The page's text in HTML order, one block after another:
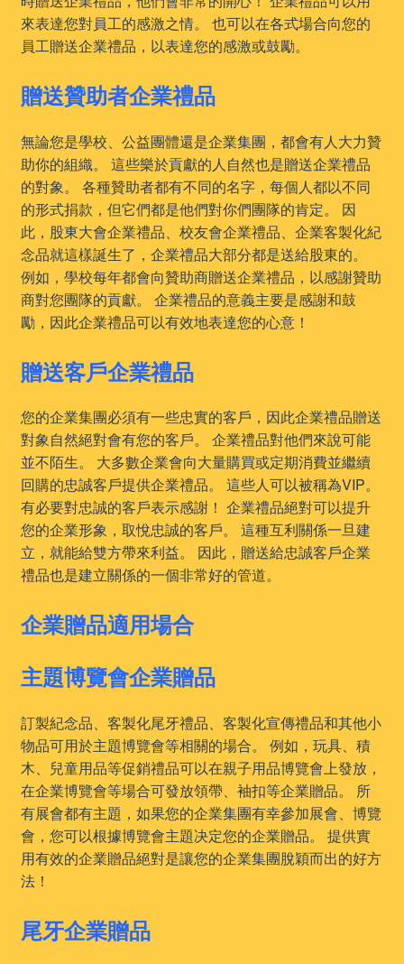
來表達您對員工的感激之情。 也可以在各式場合向您的
員工贈送企業禮品，以表達您的感激或鼓勵。
贈送贊助者企業禮品
無論您是學校、公益團體還是企業集團，都會有人大力贊
助你的組織。 這些樂於貢獻的人自然也是贈送企業禮品
的對象。 各種贊助者都有不同的名字，每個人都以不同
的形式捐款，但它們都是他們對你們團隊的肯定。 因
此，股東大會企業禮品、校友會企業禮品、企業客製化紀
念品就這樣誕生了，企業禮品大部分都是送給股東的。
例如，學校每年都會向贊助商贈送企業禮品，以感謝贊助
商對您團隊的貢獻。 企業禮品的意義主要是感謝和鼓
勵，因此企業禮品可以有效地表達您的心意！
贈送客戶企業禮品
您的企業集團必須有一些忠實的客戶，因此企業禮品贈送
對象自然絕對會有您的客戶。 企業禮品對他們來說可能
並不陌生。 大多數企業會向大量購買或定期消費並繼續
回購的忠誠客戶提供企業禮品。 這些人可以被稱為VIP。
有必要對忠誠的客戶表示感謝！ 企業禮品絕對可以提升
您的企業形象，取悅忠誠的客戶。 這種互利關係一旦建
立，就能給雙方帶來利益。 因此，贈送給忠誠客戶企業
禮品也是建立關係的一個非常好的管道。
企業贈品適用場合
主題博覽會企業贈品
訂製紀念品、客製化尾牙禮品、客製化宣傳禮品和其他小
物品可用於主題博覽會等相關的場合。 例如，玩具、積
木、兒童用品等促銷禮品可以在親子用品博覽會上發放，
在企業博覽會等場合可發放領帶、袖扣等企業贈品。 所
有展會都有主題，如果您的企業集團有幸參加展會、博覽
會，您可以根據博覽會主題决定您的企業贈品。 提供實
用有效的企業贈品絕對是讓您的企業集團脫穎而出的好方
法！
尾牙企業贈品